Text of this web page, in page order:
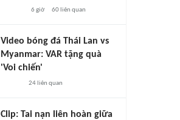
6 giờ 60liên quan
Video bóng đá Thái Lan vs
Myanmar: VAR tặng quà
'Voi chiến'
24liên quan
Clip: Tai nạn liên hoàn giữa